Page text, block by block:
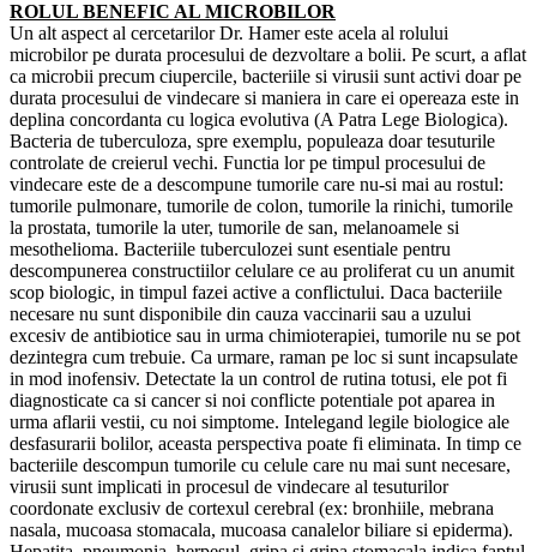
ROLUL BENEFIC AL MICROBILOR
Un alt aspect al cercetarilor Dr. Hamer este acela al rolului
microbilor pe durata procesului de dezvoltare a bolii. Pe scurt, a aflat
ca microbii precum ciupercile, bacteriile si virusii sunt activi doar pe
durata procesului de vindecare si maniera in care ei opereaza este in
deplina concordanta cu logica evolutiva (A Patra Lege Biologica).
Bacteria de tuberculoza, spre exemplu, populeaza doar tesuturile
controlate de creierul vechi. Functia lor pe timpul procesului de
vindecare este de a descompune tumorile care nu-si mai au rostul:
tumorile pulmonare, tumorile de colon, tumorile la rinichi, tumorile
la prostata, tumorile la uter, tumorile de san, melanoamele si
mesothelioma. Bacteriile tuberculozei sunt esentiale pentru
descompunerea constructiilor celulare ce au proliferat cu un anumit
scop biologic, in timpul fazei active a conflictului. Daca bacteriile
necesare nu sunt disponibile din cauza vaccinarii sau a uzului
excesiv de antibiotice sau in urma chimioterapiei, tumorile nu se pot
dezintegra cum trebuie. Ca urmare, raman pe loc si sunt incapsulate
in mod inofensiv. Detectate la un control de rutina totusi, ele pot fi
diagnosticate ca si cancer si noi conflicte potentiale pot aparea in
urma aflarii vestii, cu noi simptome. Intelegand legile biologice ale
desfasurarii bolilor, aceasta perspectiva poate fi eliminata. In timp ce
bacteriile descompun tumorile cu celule care nu mai sunt necesare,
virusii sunt implicati in procesul de vindecare al tesuturilor
coordonate exclusiv de cortexul cerebral (ex: bronhiile, mebrana
nasala, mucoasa stomacala, mucoasa canalelor biliare si epiderma).